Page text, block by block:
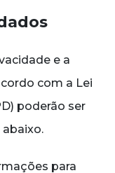
e a
com a Lei
poderão ser
para